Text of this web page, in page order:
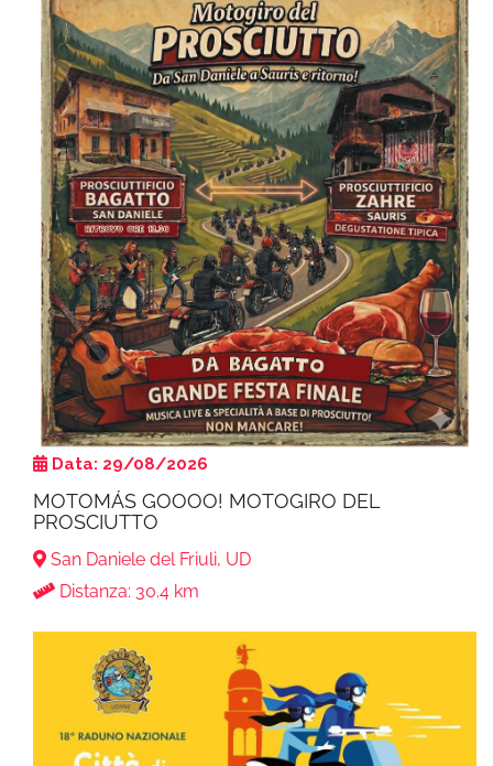
Data: 29/08/2026
MOTOMÁS GOOOO! MOTOGIRO DEL
PROSCIUTTO
San Daniele del Friuli, UD
Distanza: 30.4 km